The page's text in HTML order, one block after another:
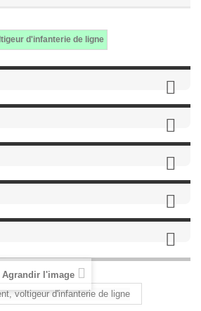
d'infanterie de ligne
Agrandir l'image